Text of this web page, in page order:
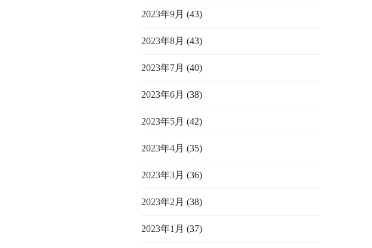
2023年9月 (43)
2023年8月 (43)
2023年7月 (40)
2023年6月 (38)
2023年5月 (42)
2023年4月 (35)
2023年3月 (36)
2023年2月 (38)
2023年1月 (37)